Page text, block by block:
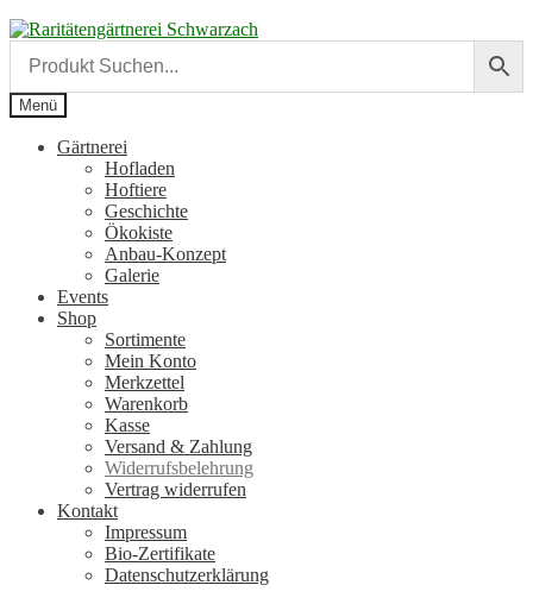
Zur
springen
Zum
springen
Menü
Gärtnerei
Hofladen
Hoftiere
Geschichte
Ökokiste
Anbau-Konzept
Galerie
Events
Shop
Sortimente
Mein Konto
Merkzettel
Warenkorb
Kasse
Versand & Zahlung
Widerrufsbelehrung
Vertrag widerrufen
Kontakt
Impressum
Bio-Zertifikate
Datenschutzerklärung